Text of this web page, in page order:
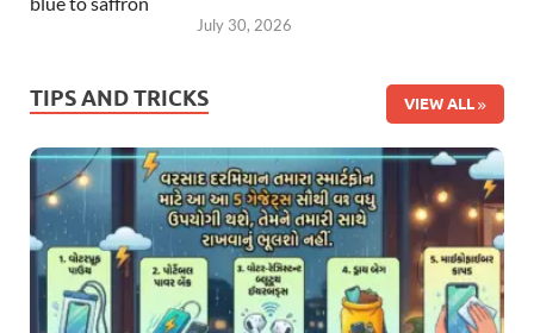
July 30, 2026
TIPS AND TRICKS VIEW ALL